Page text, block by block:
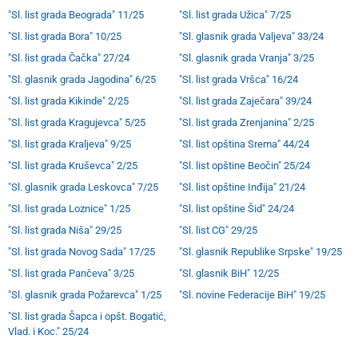
"Sl. list grada Beograda" 11/25
"Sl. list grada Bora" 10/25
"Sl. list grada Čačka" 27/24
"Sl. glasnik grada Jagodina" 6/25
"Sl. list grada Kikinde" 2/25
"Sl. list grada Kragujevca" 5/25
"Sl. list grada Kraljeva" 9/25
"Sl. list grada Kruševca" 2/25
"Sl. glasnik grada Leskovca" 7/25
"Sl. list grada Loznice" 1/25
"Sl. list grada Niša" 29/25
"Sl. list grada Novog Sada" 17/25
"Sl. list grada Pančeva" 3/25
"Sl. glasnik grada Požarevca" 1/25
"Sl. list grada Šapca i opšt. Bogatić,
Vlad. i Koc." 25/24
"Sl. list grada Užica" 7/25
"Sl. glasnik grada Valjeva" 33/24
"Sl. glasnik grada Vranja" 3/25
"Sl. list grada Vršca" 16/24
"Sl. list grada Zaječara" 39/24
"Sl. list grada Zrenjanina" 2/25
"Sl. list opština Srema" 44/24
"Sl. list opštine Beočin" 25/24
"Sl. list opštine Inđija" 21/24
"Sl. list opštine Šid" 24/24
"Sl. list CG" 29/25
"Sl. glasnik Republike Srpske" 19/25
"Sl. glasnik BiH" 12/25
"Sl. novine Federacije BiH" 19/25